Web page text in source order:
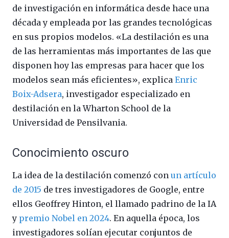
de investigación en informática desde hace una
década y empleada por las grandes tecnológicas
en sus propios modelos. «La destilación es una
de las herramientas más importantes de las que
disponen hoy las empresas para hacer que los
modelos sean más eficientes», explica Enric
Boix-Adsera, investigador especializado en
destilación en la Wharton School de la
Universidad de Pensilvania.
Conocimiento oscuro
La idea de la destilación comenzó con un artículo
de 2015 de tres investigadores de Google, entre
ellos Geoffrey Hinton, el llamado padrino de la IA
y premio Nobel en 2024. En aquella época, los
investigadores solían ejecutar conjuntos de